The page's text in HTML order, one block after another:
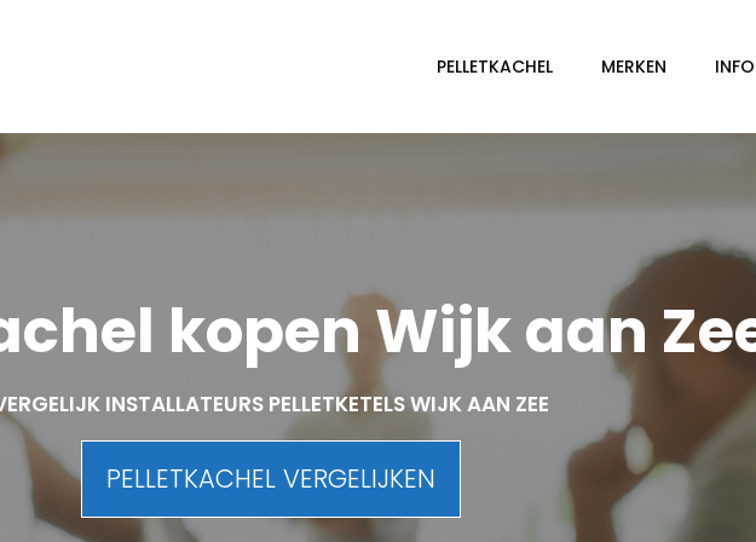
PELLETKACHEL MERKEN
kopen Wijk aan
INSTALLATEURS PELLETKETELS WIJK AAN ZEE
PELLETKACHEL VERGELIJKEN